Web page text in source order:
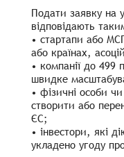
Подати заявку на
відповідають
• стартапи або
або країнах,
• компанії до 499
швидке
• фізичні особи
створити або
ЄС;
• інвестори, які
укладено угоду